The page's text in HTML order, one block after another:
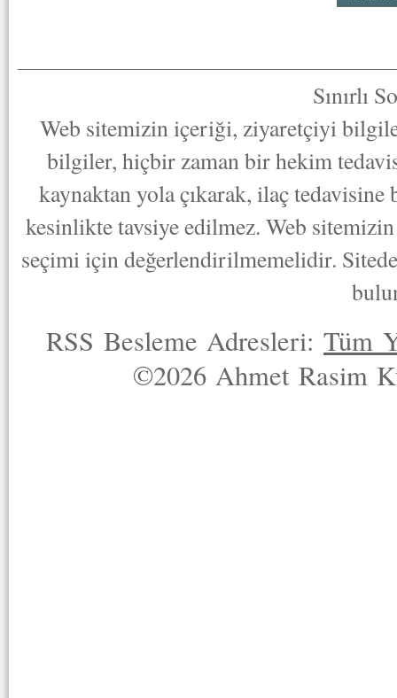
Sınırlı
Web sitemizin içeriği, ziyaretçiyi
bilgiler, hiçbir zaman bir hekim
kaynaktan yola çıkarak, ilaç
kesinlikte tavsiye edilmez. Web
seçimi için değerlendirilmemelidir.
RSS Besleme Adresleri:Tüm
©2026 Ahmet Rasim